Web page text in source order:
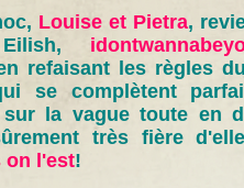
Louise et Pietra,
refaisant les règles
se complètent
la vague toute en
très fière
on l'est!